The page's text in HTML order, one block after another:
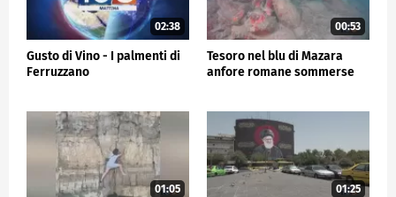
02:38
Gusto di Vino - I palmenti di
Ferruzzano
00:53
Tesoro nel blu di Mazara
anfore romane sommerse
01:05 01:25